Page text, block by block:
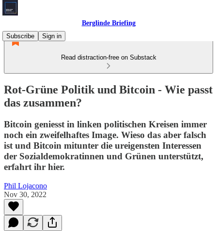
Berglinde Briefing
Subscribe
Sign in
Read distraction-free on Substack
Rot-Grüne Politik und Bitcoin - Wie passt
das zusammen?
Bitcoin geniesst in linken politischen Kreisen immer
noch ein zweifelhaftes Image. Wieso das aber falsch
ist und Bitcoin mitunter die ureigensten Interessen
der Sozialdemokratinnen und Grünen unterstützt,
erfahrt ihr hier.
Phil Lojacono
Nov 30, 2022